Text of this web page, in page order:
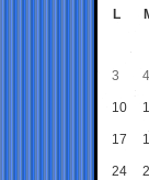
L
3 4
10
17
24